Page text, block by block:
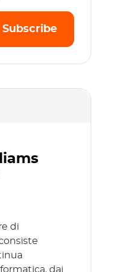
Subscribe
di
dai